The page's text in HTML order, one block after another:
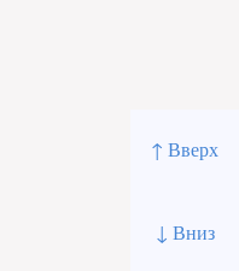
↑ Вверх
↓ Вниз